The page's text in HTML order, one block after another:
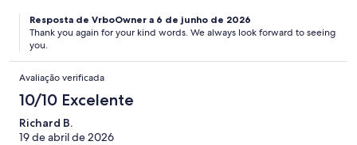
Resposta de VrboOwner a 6 de junho de 2026
Thank you again for your kind words. We always look forward to seeing
you.
Avaliação verificada
10/10 Excelente
Richard B.
19 de abril de 2026